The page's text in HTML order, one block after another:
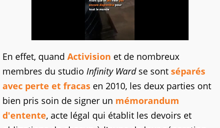
En effet, quand Activision et de nombreux
membres du studio Infinity Wardse sont séparés
avec perte et fracas en 2010, les deux parties ont
bien pris soin de signer un mémorandum
d'entente, acte légal qui établit les devoirs et